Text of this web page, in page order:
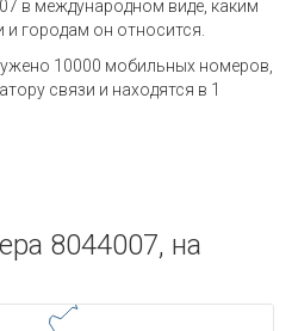
в международном виде, каким
городам он относится.
10000 мобильных номеров,
связи и находятся в 1
8044007, на